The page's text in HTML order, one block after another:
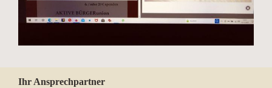
Ihr Ansprechpartner